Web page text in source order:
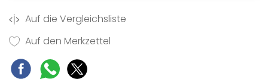
Auf die Vergleichsliste
Auf den Merkzettel